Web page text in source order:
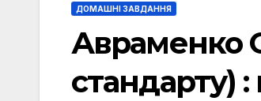
ДОМАШНІ ЗАВДАННЯ
Авраменко
стандарту) :